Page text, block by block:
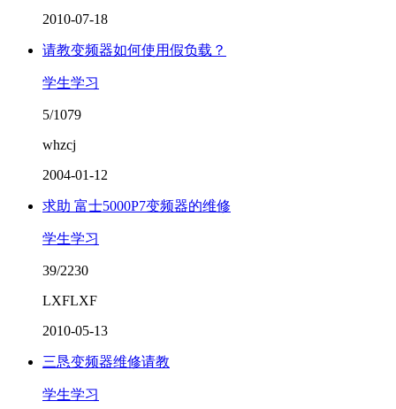
2010-07-18
请教变频器如何使用假负载？
学生学习
5/1079
whzcj
2004-01-12
求助 富士5000P7变频器的维修
学生学习
39/2230
LXFLXF
2010-05-13
三恳变频器维修请教
学生学习